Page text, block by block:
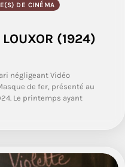
DE CINÉMA
(1924)
négligeant Vidéo
de fer, présenté au
Le printemps ayant